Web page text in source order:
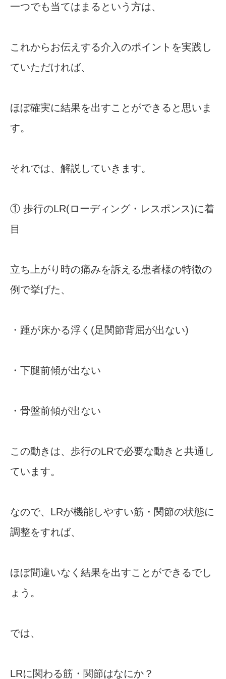
一つでも当てはまるという方は、
これからお伝えする介入のポイントを実践し
ていただければ、
ほぼ確実に結果を出すことができると思いま
す。
それでは、解説していきます。
① 歩行のLR(ローディング・レスポンス)に着
目
立ち上がり時の痛みを訴える患者様の特徴の
例で挙げた、
・踵が床かる浮く(足関節背屈が出ない)
・下腿前傾が出ない
・骨盤前傾が出ない
この動きは、歩行のLRで必要な動きと共通し
ています。
なので、LRが機能しやすい筋・関節の状態に
調整をすれば、
ほぼ間違いなく結果を出すことができるでし
ょう。
では、
LRに関わる筋・関節はなにか？